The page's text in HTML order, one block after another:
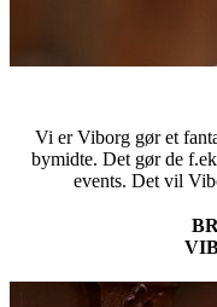
Vi er Viborg gør et
bymidte. Det gør de
events. Det vil